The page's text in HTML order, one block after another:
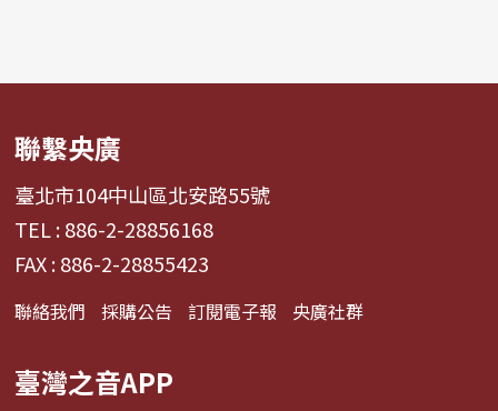
聯繫央廣
臺北市104中山區北安路55號
TEL : 886-2-28856168
FAX : 886-2-28855423
聯絡我們 採購公告 訂閱電子報 央廣社群
臺灣之音APP